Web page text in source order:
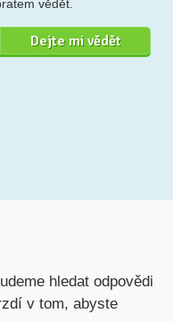
vědět.
hledat odpovědi
v tom, abyste